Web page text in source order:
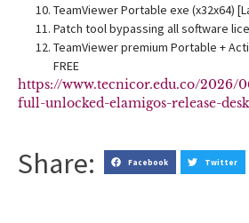
TeamViewer Portable exe (x32x64)
Patch tool bypassing all software
TeamViewer premium Portable +
FREE
https://www.tecnicor.edu.co/2026/
full-unlocked-elamigos-release-
Share: Facebook Twitter